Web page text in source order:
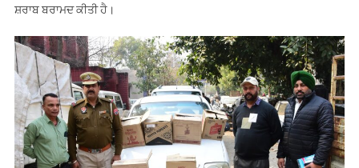
ਸ਼ਰਾਬ ਬਰਾਮਦ ਕੀਤੀ ਹੈ।